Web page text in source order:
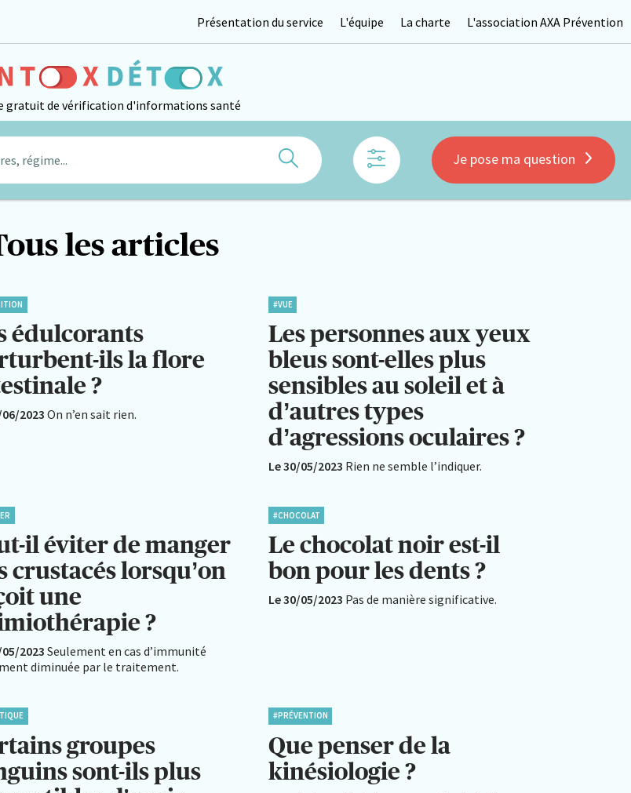
gratuit de vérification d'informations santé
Présentation du service L'équipe La charte L'association AXA Prévention
régime... Rechercher Je pose ma question
les articles
édulcorants
ils la flore
?
2023 On n’en sait rien.
#VUE
Les personnes aux yeux
bleus sont-elles plus
sensibles au soleil et à
d’autres types
d’agressions oculaires ?
Le 30/05/2023 Rien ne semble l’indiquer.
il éviter de manger
crustacés lorsqu’on
une
?
2023 Seulement en cas d’immunité
diminuée par le traitement.
#CHOCOLAT
Le chocolat noir est-il
bon pour les dents ?
Le 30/05/2023 Pas de manière significative.
groupes
sont-ils plus
#PRÉVENTION
Que penser de la
kinésiologie ?